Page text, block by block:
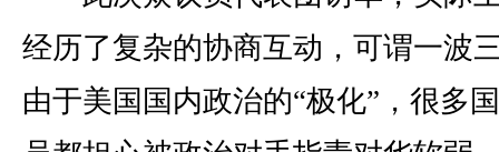
经历了复杂的协商互动，可谓一波
由于美国国内政治的“极化”，很多